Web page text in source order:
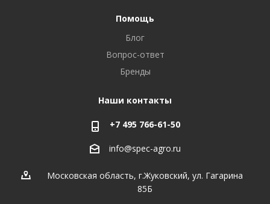
Помощь
Блог
Вопрос-ответ
Бренды
Наши контакты
+7 495 766-61-50
info@spec-agro.ru
Московская область, г.Жуковский, ул. Гагарина
85Б